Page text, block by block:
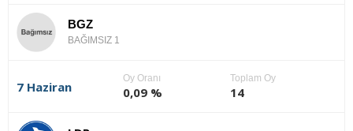
BGZ
BAĞIMSIZ 1
7 Haziran
Oy Oranı
0,09 %
Toplam Oy
14